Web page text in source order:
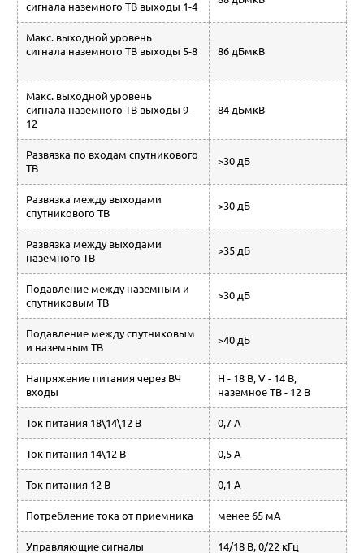
сигнала наземного ТВ выходы 1-4
Макс. выходной уровень
сигнала наземного ТВ выходы 5-8
86 дБмкВ
Макс. выходной уровень
сигнала наземного ТВ выходы 9-
12
84 дБмкВ
Развязка по входам спутникового
ТВ
>30 дБ
Развязка между выходами
спутникового ТВ
>30 дБ
Развязка между выходами
наземного ТВ
>35 дБ
Подавление между наземным и
спутниковым ТВ
>30 дБ
Подавление между спутниковым
и наземным ТВ
>40 дБ
Напряжение питания через ВЧ
входы
H - 18 В, V - 14 В,
наземное ТВ - 12 В
Ток питания 18\14\12 В 0,7 А
Ток питания 14\12 В 0,5 А
Ток питания 12 В 0,1 А
Потребление тока от приемника менее 65 мА
Управляющие сигналы 14/18 В, 0/22 кГц